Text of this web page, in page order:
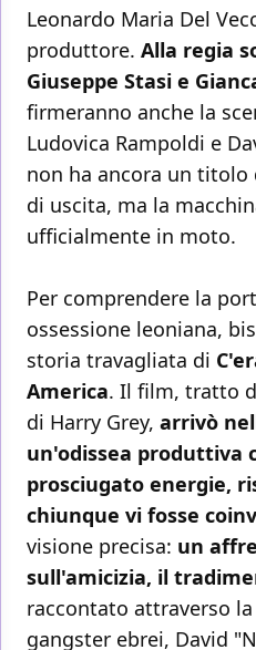
Leonardo Maria Del
produttore. Alla regia
Giuseppe Stasi e
firmeranno anche la
Ludovica Rampoldi e
non ha ancora un
di uscita, ma la
ufficialmente in moto.
Per comprendere la
ossessione leoniana,
storia travagliata di
America. Il film, tratto
di Harry Grey, arrivò
un'odissea produttiva
prosciugato energie,
chiunque vi fosse
visione precisa: un
sull'amicizia, il
raccontato attraverso
gangster ebrei, David